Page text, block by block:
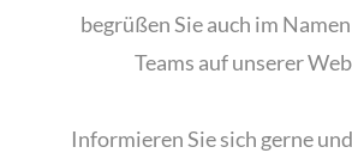
begrüßen Sie auch im
Teams auf unserer
Informieren Sie sich gerne